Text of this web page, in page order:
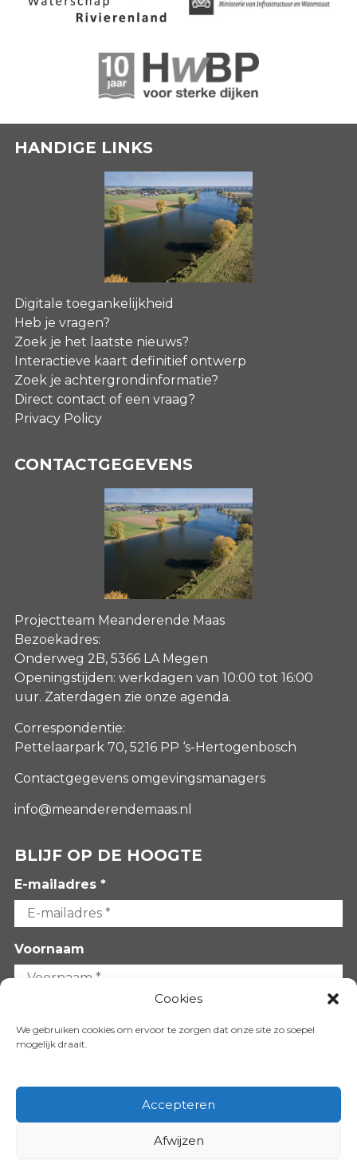
Cookies
We gebruiken cookies om ervoor te zorgen dat onze site zo soepel
mogelijk draait.
Accepteren
Afwijzen
HANDIGE LINKS
Digitale toegankelijkheid
Heb je vragen?
Zoek je het laatste nieuws?
Interactieve kaart definitief ontwerp
Zoek je achtergrondinformatie?
Direct contact of een vraag?
Privacy Policy
CONTACTGEGEVENS
Projectteam Meanderende Maas
Bezoekadres:
Onderweg 2B, 5366 LA Megen
Openingstijden: werkdagen van 10:00 tot 16:00
uur. Zaterdagen zie onze agenda.
Correspondentie:
Pettelaarpark 70, 5216 PP ‘s-Hertogenbosch
Contactgegevens omgevingsmanagers
info@meanderendemaas.nl
BLIJF OP DE HOOGTE
E-mailadres *
Voornaam
VOLG ONS OP: